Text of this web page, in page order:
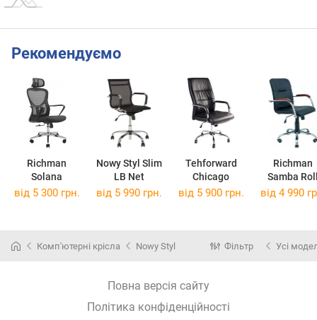
Рекомендуємо
Richman
Solana
Nowy Styl Slim
LB Net
Tehforward
Chicago
Richman
Samba
від 5 300 грн. від 5 990 грн. від 5 900 грн. від 4 990
Комп'ютерні крісла Nowy Styl Фільтр Усі
Повна версія сайту
Політика конфіденційності